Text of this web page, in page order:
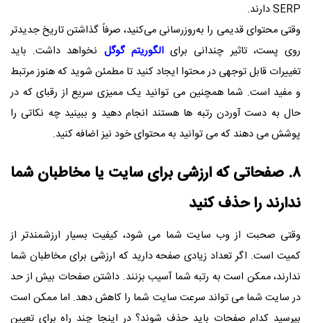
SERPدارند.
وقتی محتوای قدیمی را به‌روزرسانی می‌کنید، صرفاً گذاشتن تاریخ جدیدتر
روی پست، تاثیر چندانی برایالگوریتم گوگل نخواهد داشت. باید
تغییرات قابل توجهی در محتوا ایجاد کنید تا مطمئن شوید که هنوز مرتبط
و مفید است. شما همچنین می توانید یک ممیزی سریع از رقبای که در
حال به دست آوردن رتبه ها هستند انجام دهید و ببینید چه نکاتی را
پوشش می دهند که می توانید به محتوای خود نیز اضافه کنید.
۸. صفحاتی که ارزشی برای سایت یا مخاطبان شما
ندارند را حذف کنید
وقتی صحبت از وب سایت شما می شود، کیفیت بسیار ارزشمندتر از
کمیت است. اگر تعداد زیادی صفحه دارید که ارزشی برای مخاطبان شما
ندارند، ممکن است به رتبه شما آسیب بزنند. داشتن صفحات بیش از حد
در سایت شما می تواند سرعت سایت شما را کاهش دهد. اما ممکن است
بپرسید کدام صفحات باید حذف شوند؟ در اینجا چند راه برای تعیین